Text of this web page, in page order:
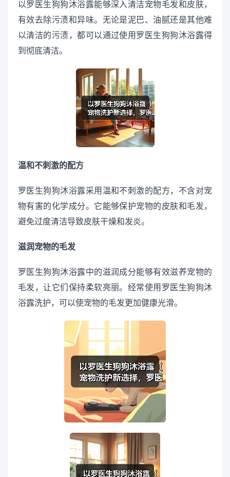
以罗医生狗狗沐浴露能够深入清洁宠物毛发和皮肤，
有效去除污渍和异味。无论是泥巴、油腻还是其他难
以清洁的污渍，都可以通过使用罗医生狗狗沐浴露得
到彻底清洁。
温和不刺激的配方
罗医生狗狗沐浴露采用温和不刺激的配方，不含对宠
物有害的化学成分。它能够保护宠物的皮肤和毛发，
避免过度清洁导致皮肤干燥和发炎。
滋润宠物的毛发
罗医生狗狗沐浴露中的滋润成分能够有效滋养宠物的
毛发，让它们保持柔软亮丽。经常使用罗医生狗狗沐
浴露洗护，可以使宠物的毛发更加健康光滑。